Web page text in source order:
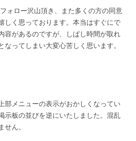
ォロー沢山頂き、また多くの方の同意
しく思っております。本当はすぐにで
容があるのですが、しばし時間が取れ
なってしまい大変心苦しく思います。
部メニューの表示がおかしくなってい
示板の並びを逆にいたしました。混乱
ん。